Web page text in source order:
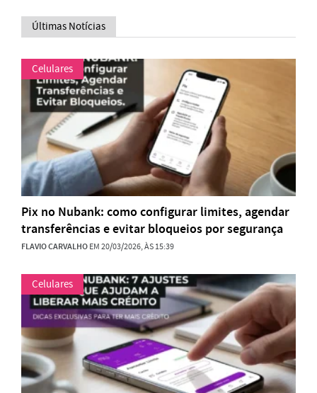
Últimas Notícias
Celulares
Pix no Nubank: como configurar limites, agendar
transferências e evitar bloqueios por segurança
FLAVIO CARVALHOEM 20/03/2026, ÀS 15:39
Celulares